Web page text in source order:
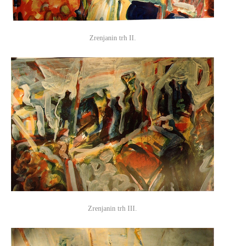
Zrenjanin trh II.
Zrenjanin trh III.